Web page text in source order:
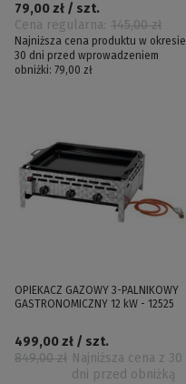
Cena regularna: 145,00 zł
79,00 zł / szt.
Najniższa cena produktu w okresie
30 dni przed wprowadzeniem
obniżki: 79,00 zł
OPIEKACZ GAZOWY 3-PALNIKOWY
GASTRONOMICZNY 12 kW - 12525
849,00 zł Najniższa cena z 30
dni przed obniżką
499,00 zł / szt.